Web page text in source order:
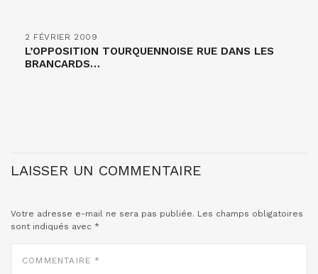
2 FÉVRIER 2009
L’OPPOSITION TOURQUENNOISE RUE DANS LES
BRANCARDS…
LAISSER UN COMMENTAIRE
Votre adresse e-mail ne sera pas publiée. Les champs obligatoires
sont indiqués avec *